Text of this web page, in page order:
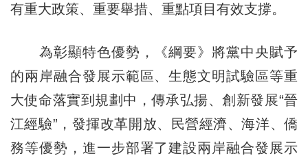
有重大政策、重要舉措、重點項目有效支撐。
為彰顯特色優勢，《綱要》將黨中央賦予
的兩岸融合發展示範區、生態文明試驗區等重
大使命落實到規劃中，傳承弘揚、創新發展“晉
江經驗”，發揮改革開放、民營經濟、海洋、僑
務等優勢，進一步部署了建設兩岸融合發展示